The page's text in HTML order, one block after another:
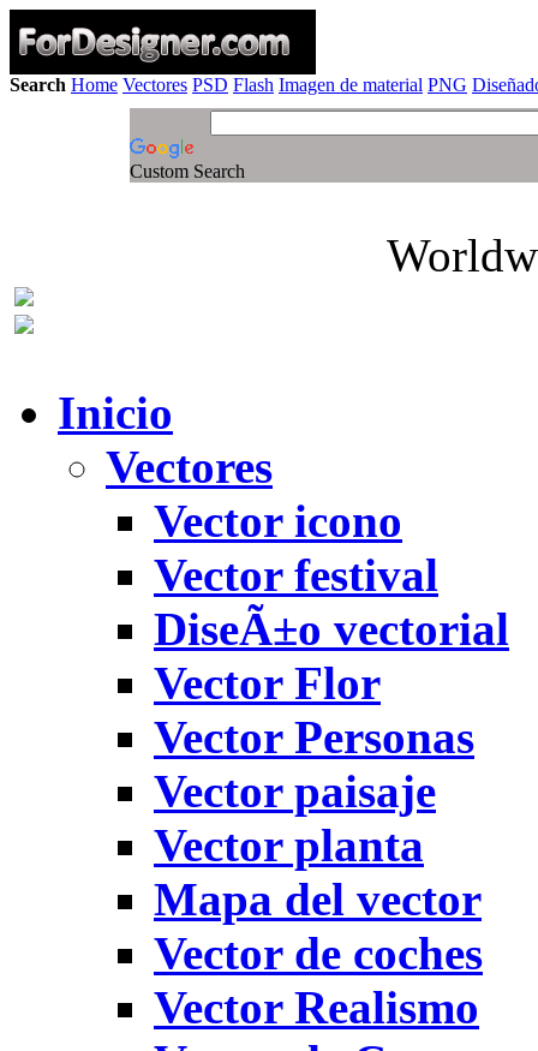
Search Home Vectores PSD Flash Imagen de material PNG
Custom Search
Inicio
Vectores
Vector icono
Vector festival
DiseÃ±o vectorial
Vector Flor
Vector Personas
Vector paisaje
Vector planta
Mapa del vector
Vector de coches
Vector Realismo